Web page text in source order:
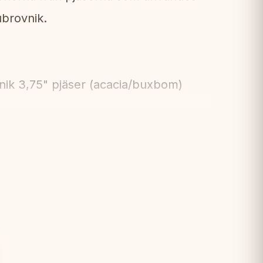
3,75" pjäser (acacia/buxbom)